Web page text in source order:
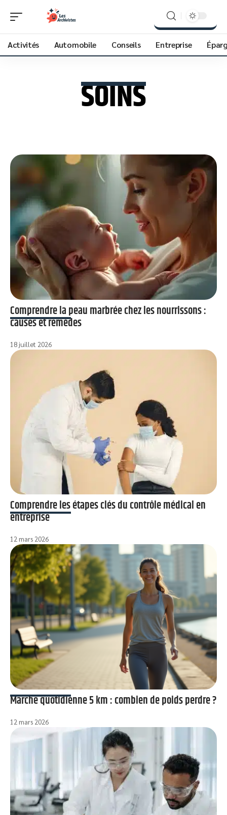
Activités Automobile Conseils Entreprise
SOINS
Comprendre la peau marbrée chez les nourrissons :
causes et remèdes
18 juillet 2026
Comprendre les étapes clés du contrôle médical en
entreprise
12 mars 2026
Marche quotidienne 5 km : combien de poids perdre ?
12 mars 2026